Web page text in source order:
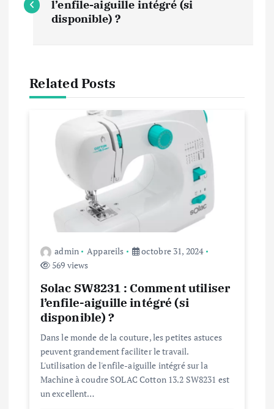
a
g
l’enfile-aiguille intégré (si
disponible) ?
Related Posts
admin Appareils
octobre 31, 2024
569 views
Solac SW8231 : Comment utiliser
l’enfile-aiguille intégré (si
disponible) ?
Dans le monde de la couture, les petites astuces
peuvent grandement faciliter le travail.
L'utilisation de l'enfile-aiguille intégré sur la
Machine à coudre SOLAC Cotton 13.2 SW8231 est
un excellent…